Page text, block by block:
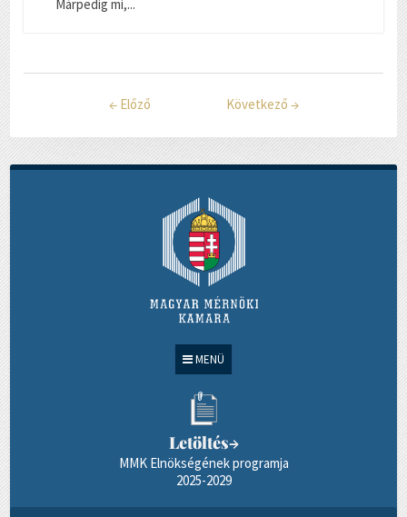
MENÜ
Letöltés→
MMK Elnökségének programja
2025-2029
Márpedig mi,...
← Előző Következő →